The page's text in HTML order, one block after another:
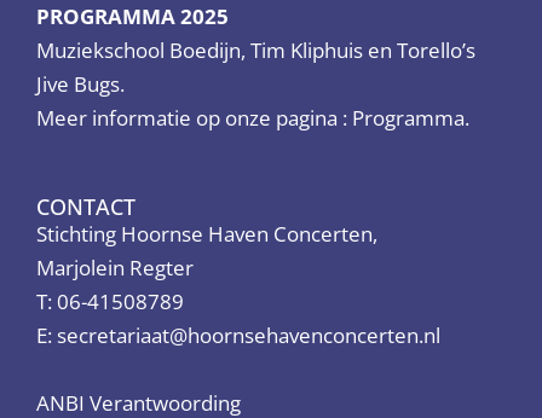
PROGRAMMA 2025
Muziekschool Boedijn, Tim Kliphuis en Torello’s
Jive Bugs.
Meer informatie op onze pagina : Programma.
CONTACT
Stichting Hoornse Haven Concerten,
Marjolein Regter
T: 06-41508789
E: secretariaat@hoornsehavenconcerten.nl
ANBI Verantwoording